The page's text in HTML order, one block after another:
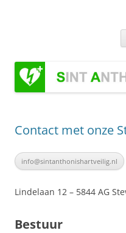
Contact met onze
info@sintanthonishartveilig.nl
Lindelaan 12 – 5844 AG
Bestuur